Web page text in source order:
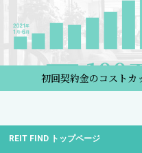
初回契約金のコストカ
REIT FIND トップページ